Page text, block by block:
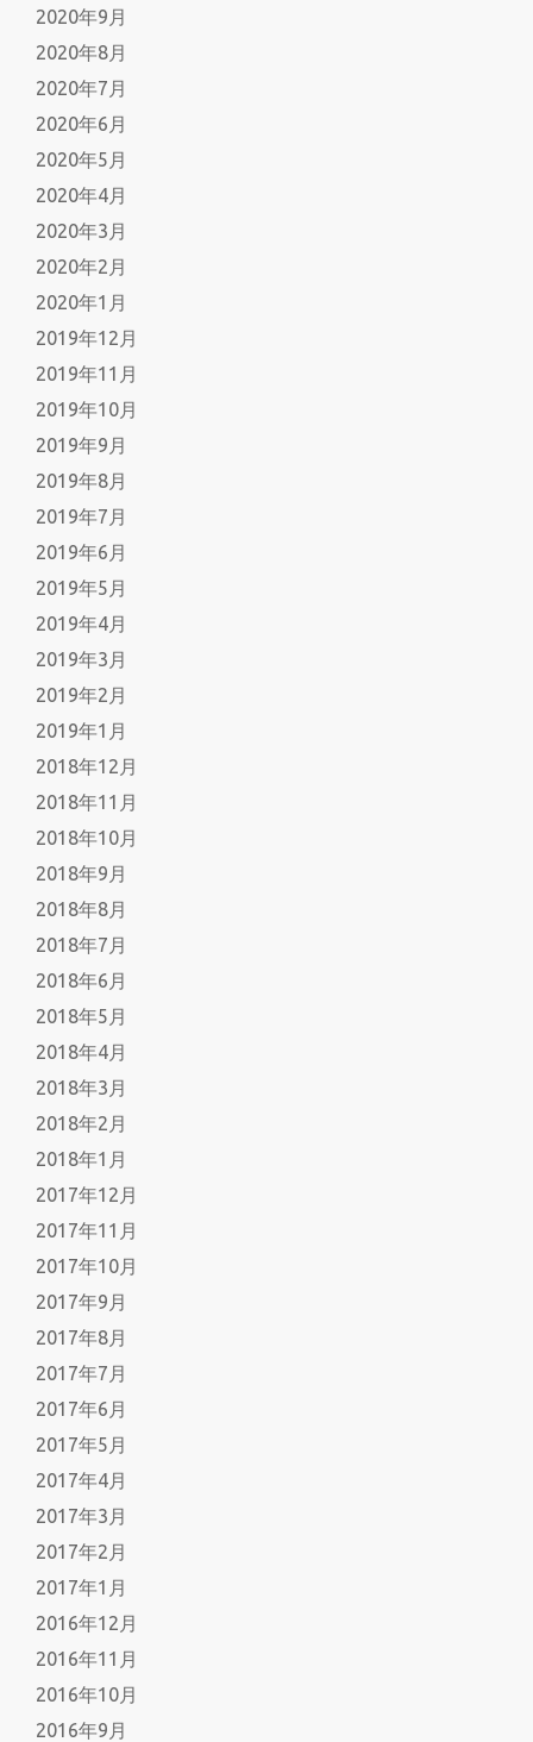
2020年9月
2020年8月
2020年7月
2020年6月
2020年5月
2020年4月
2020年3月
2020年2月
2020年1月
2019年12月
2019年11月
2019年10月
2019年9月
2019年8月
2019年7月
2019年6月
2019年5月
2019年4月
2019年3月
2019年2月
2019年1月
2018年12月
2018年11月
2018年10月
2018年9月
2018年8月
2018年7月
2018年6月
2018年5月
2018年4月
2018年3月
2018年2月
2018年1月
2017年12月
2017年11月
2017年10月
2017年9月
2017年8月
2017年7月
2017年6月
2017年5月
2017年4月
2017年3月
2017年2月
2017年1月
2016年12月
2016年11月
2016年10月
2016年9月